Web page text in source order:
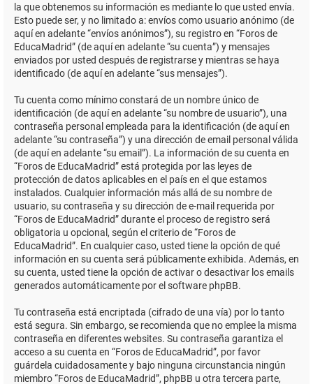
la que obtenemos su información es mediante lo que usted envía.
Esto puede ser, y no limitado a: envíos como usuario anónimo (de
aquí en adelante “envíos anónimos”), su registro en “Foros de
EducaMadrid” (de aquí en adelante “su cuenta”) y mensajes
enviados por usted después de registrarse y mientras se haya
identificado (de aquí en adelante “sus mensajes”).
Tu cuenta como mínimo constará de un nombre único de
identificación (de aquí en adelante “su nombre de usuario”), una
contraseña personal empleada para la identificación (de aquí en
adelante “su contraseña”) y una dirección de email personal válida
(de aquí en adelante “su email”). La información de su cuenta en
“Foros de EducaMadrid” está protegida por las leyes de
protección de datos aplicables en el país en el que estamos
instalados. Cualquier información más allá de su nombre de
usuario, su contraseña y su dirección de e-mail requerida por
“Foros de EducaMadrid” durante el proceso de registro será
obligatoria u opcional, según el criterio de “Foros de
EducaMadrid”. En cualquier caso, usted tiene la opción de qué
información en su cuenta será públicamente exhibida. Además, en
su cuenta, usted tiene la opción de activar o desactivar los emails
generados automáticamente por el software phpBB.
Tu contraseña está encriptada (cifrado de una vía) por lo tanto
está segura. Sin embargo, se recomienda que no emplee la misma
contraseña en diferentes websites. Su contraseña garantiza el
acceso a su cuenta en “Foros de EducaMadrid”, por favor
guárdela cuidadosamente y bajo ninguna circunstancia ningún
miembro “Foros de EducaMadrid”, phpBB u otra tercera parte,